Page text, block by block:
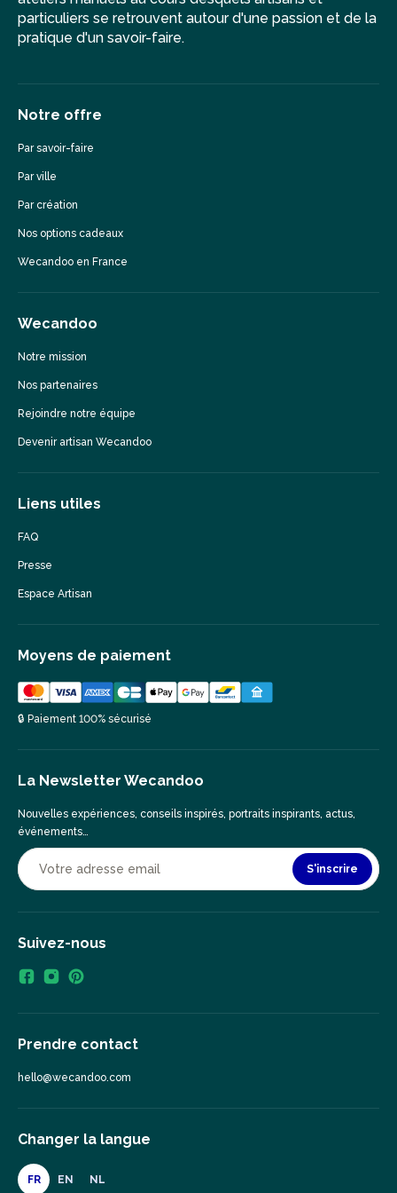
particuliers se retrouvent autour d'une passion et de la
pratique d'un savoir-faire.
Notre offre
Par savoir-faire
Par ville
Par création
Nos options cadeaux
Wecandoo en France
Wecandoo
Notre mission
Nos partenaires
Rejoindre notre équipe
Devenir artisan Wecandoo
Liens utiles
FAQ
Presse
Espace Artisan
Moyens de paiement
🔒 Paiement 100% sécurisé
La Newsletter Wecandoo
Nouvelles expériences, conseils inspirés, portraits inspirants, actus,
événements…
S'inscrire
Suivez-nous
Prendre contact
hello@wecandoo.com
Changer la langue
FR EN NL